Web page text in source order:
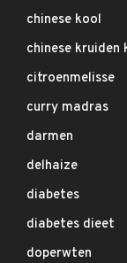
chinese kool
chinese kruiden
citroenmelisse
curry madras
darmen
delhaize
diabetes
diabetes dieet
doperwten